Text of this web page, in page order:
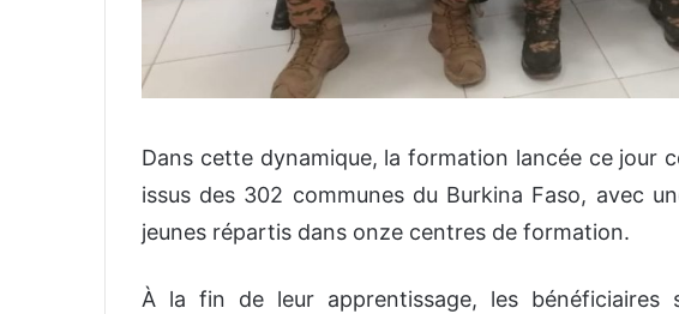
Dans cette dynamique, la formation lancée ce jour
issus des 302 communes du Burkina Faso, avec
jeunes répartis dans onze centres de formation.
À la fin de leur apprentissage, les bénéficiaires